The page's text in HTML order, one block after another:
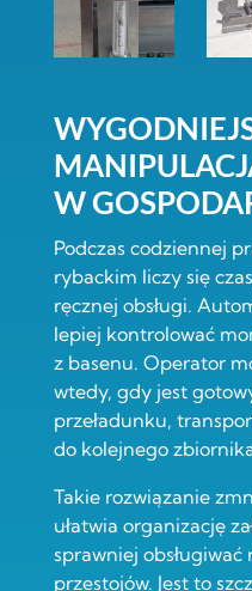
W
Podczas codziennej
rybackim liczy się
ręcznej obsługi.
lepiej kontrolować
z basenu. Operator
wtedy, gdy jest
przeładunku,
do kolejnego
Takie rozwiązanie
ułatwia organizację
sprawniej
przestojów. Jest to